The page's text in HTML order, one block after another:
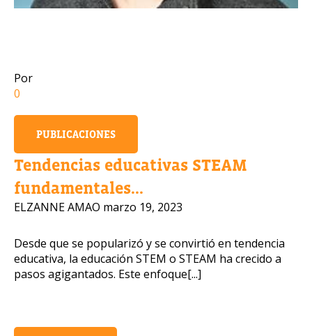
Por
0
PUBLICACIONES
Tendencias educativas STEAM
fundamentales...
ELZANNE AMAO marzo 19, 2023
Desde que se popularizó y se convirtió en tendencia
educativa, la educación STEM o STEAM ha crecido a
pasos agigantados. Este enfoque[...]